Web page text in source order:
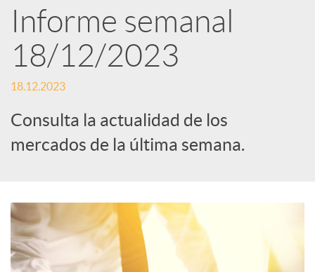
b
l
i
c
a
d
Informe semanal
18/12/2023
18.12.2023
Consulta la actualidad de los
mercados de la última semana.